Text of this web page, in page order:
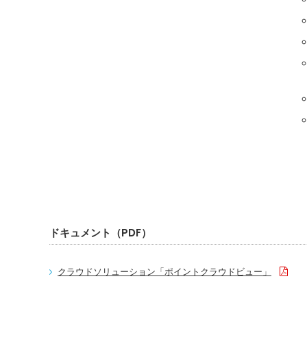
ドキュメント（PDF）
クラウドソリューション「ポイントクラウドビュー」